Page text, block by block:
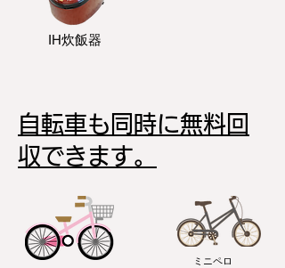
IH炊飯器
自転車も同時に無料回
収できます。
ミニペロ